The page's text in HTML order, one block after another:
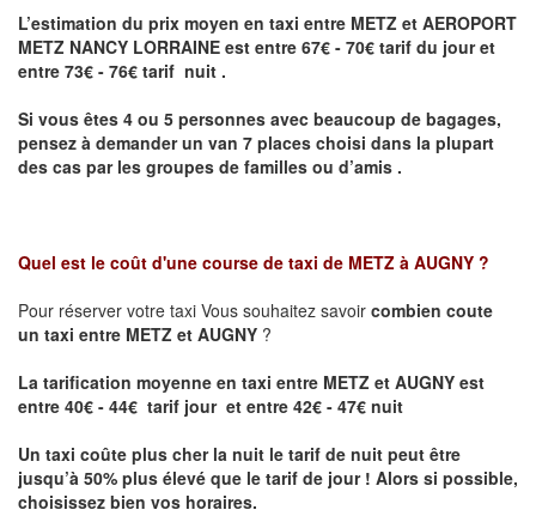
L’estimation du prix moyen en taxi entre METZ et AEROPORT
METZ NANCY LORRAINE est entre 67€ - 70€ tarif du jour et
entre 73€ - 76€ tarif nuit .
Si vous êtes 4 ou 5 personnes avec beaucoup de bagages,
pensez à demander un van 7 places choisi dans la plupart
des cas par les groupes de familles ou d’amis .
Quel est le coût d'une course de taxi de METZ à AUGNY ?
Pour réserver votre taxi Vous souhaitez savoir combien coute
un taxi entre METZ et AUGNY ?
La tarification moyenne en taxi entre METZ et AUGNY est
entre 40€ - 44€ tarif jour et entre 42€ - 47€ nuit
Un taxi coûte plus cher la nuit le tarif de nuit peut être
jusqu’à 50% plus élevé que le tarif de jour ! Alors si possible,
choisissez bien vos horaires.